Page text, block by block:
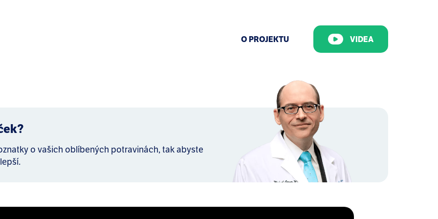
O PROJEKTU VIDEA
o vašich oblíbených potravinách, tak abyste